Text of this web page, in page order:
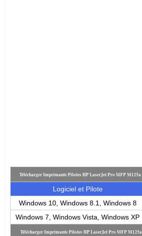
Télécharger Imprimante Pilotes HP LaserJet Pro MFP M125a
Logiciel et Pilote
Windows 10, Windows 8.1, Windows 8
Windows 7, Windows Vista, Windows XP
Télécharger Imprimante Pilotes HP LaserJet Pro MFP M125a